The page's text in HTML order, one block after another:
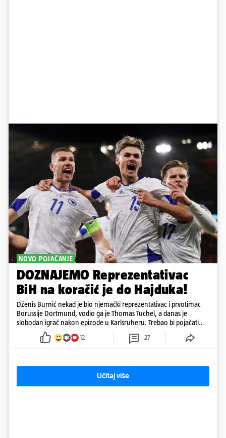
NOVO POJAČANJE
DOZNAJEMO Reprezentativac
BiH na koračić je do Hajduka!
Dženis Burnić nekad je bio njemački reprezentativac i prvotimac
Borussije Dortmund, vodio ga je Thomas Tuchel, a danas je
slobodan igrač nakon epizode u Karlsruheru. Trebao bi pojačati
konkurenciju u veznom redu
12 27
Učitaj više